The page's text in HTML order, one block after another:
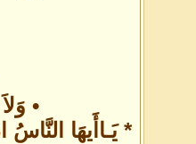
•
* يَـاأَيهَا